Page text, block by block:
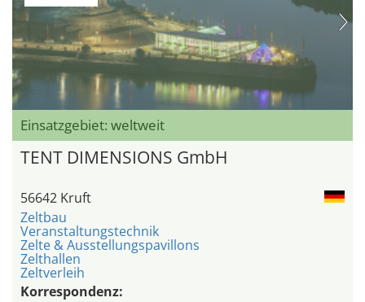
Einsatzgebiet: weltweit
TENT DIMENSIONS GmbH
56642 Kruft
Zeltbau
Veranstaltungstechnik
Zelte & Ausstellungspavillons
Zelthallen
Zeltverleih
Korrespondenz: